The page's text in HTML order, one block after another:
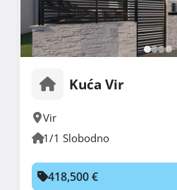
Kuća Vir
Vir
1/1 Slobodno
418,500 €